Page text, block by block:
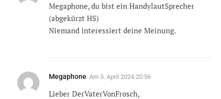
Megaphone, du bist ein HandylautSprecher
(abgekürzt HS)
Niemand interessiert deine Meinung.
Megaphone Am 5. April 2024 20:56
Lieber DerVaterVonFrosch,